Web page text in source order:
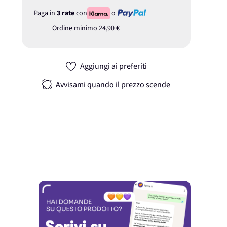
Paga in 3 ratecon
o
Ordine minimo 24,90 €
Aggiungi ai preferiti
Avvisami quando il prezzo scende